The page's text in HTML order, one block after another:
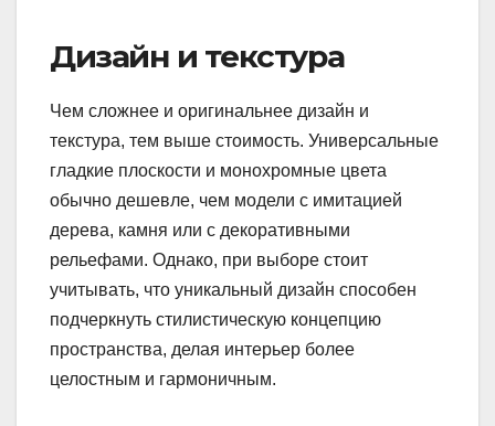
Дизайн и текстура
Чем сложнее и оригинальнее дизайн и
текстура, тем выше стоимость. Универсальные
гладкие плоскости и монохромные цвета
обычно дешевле, чем модели с имитацией
дерева, камня или с декоративными
рельефами. Однако, при выборе стоит
учитывать, что уникальный дизайн способен
подчеркнуть стилистическую концепцию
пространства, делая интерьер более
целостным и гармоничным.